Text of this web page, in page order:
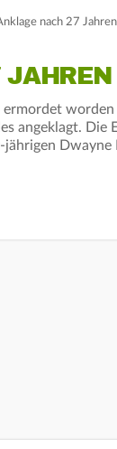
nach 27 Jahren
ermordet
angeklagt. Die
jährigen